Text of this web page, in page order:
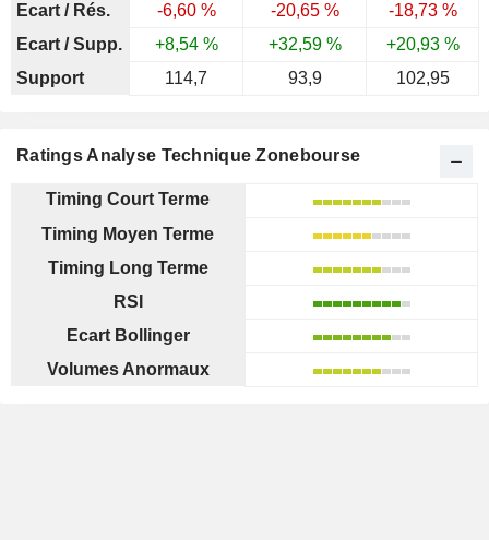
Ecart / Rés.
-6,60 % -20,65 %
-18,73 %
Ecart / Supp.
+8,54 % +32,59 %
+20,93 %
Support
114,7 93,9 102,95
Ratings Analyse Technique Zonebourse
Timing Court Terme
Timing Moyen Terme
Timing Long Terme
RSI
Ecart Bollinger
Volumes Anormaux